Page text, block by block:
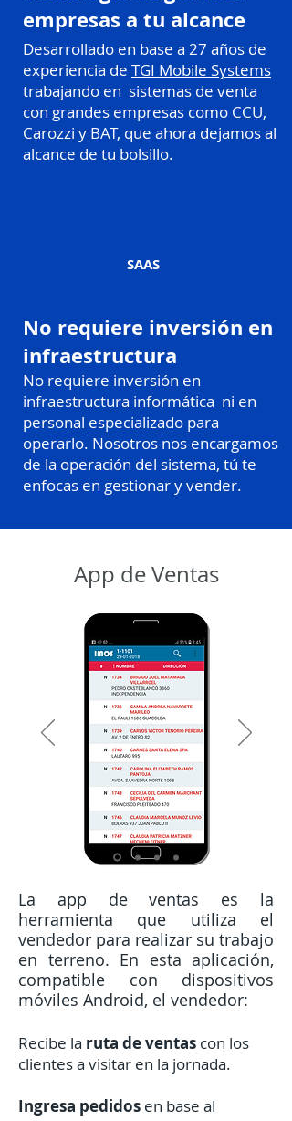
empresas a tu alcance
Desarrollado en base a 27 años de
experiencia de TGI Mobile Systems
trabajando en sistemas de venta
con grandes empresas como CCU,
Carozzi y BAT, que ahora dejamos al
alcance de tu bolsillo.
SAAS
No requiere inversión en
infraestructura
No requiere inversión en
infraestructura informática ni en
personal especializado para
operarlo. Nosotros nos encargamos
de la operación del sistema, tú te
enfocas en gestionar y vender.
App de Ventas
La app de ventas es la
herramienta que utiliza el
vendedor para realizar su trabajo
en terreno. En esta aplicación,
compatible con dispositivos
móviles Android, el vendedor:
Recibe la ruta de ventas con los
clientes a visitar en la jornada.
Ingresa pedidos en base al